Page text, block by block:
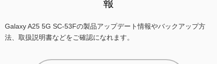
報
Galaxy A25 5G SC-53Fの製品アップデート情報やバックアップ方
法、取扱説明書などをご確認になれます。